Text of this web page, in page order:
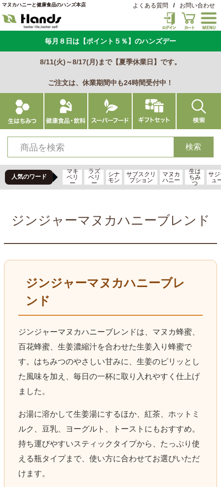
マヌカハニーと健康食品のハンズ本店 よくある質問 / お問い合わせ
毎月８日は【ポイント５％】のハンズデー
8/11(火)～8/17(月)まで【夏季休業日】です。
ご注文は、休業期間中も24時間受付中！
人気のワード
マキ
ベリ
ー
ラズ
ベリ
ー
シナ
モン
サブスクリ
プション
マヌカ
ハニー
生は
ちみ
つ
サ
ュ
ジンジャーマヌカハニーブレンド
ジンジャーマヌカハニーブレ
ンド
ジンジャーマヌカハニーブレンドは、マヌカ蜂蜜、
百花蜂蜜、生姜濃縮汁を合わせた生姜入り蜂蜜で
す。はちみつのやさしい甘みに、生姜のピリッとし
た風味を加え、毎日の一杯に取り入れやすく仕上げ
ました。
お湯に溶かして生姜湯にするほか、紅茶、ホットミ
ルク、豆乳、ヨーグルト、トーストにもおすすめ。
持ち運びやすいスティックタイプから、たっぷり使
える瓶タイプまで、使い方に合わせてお選びいただ
けます。